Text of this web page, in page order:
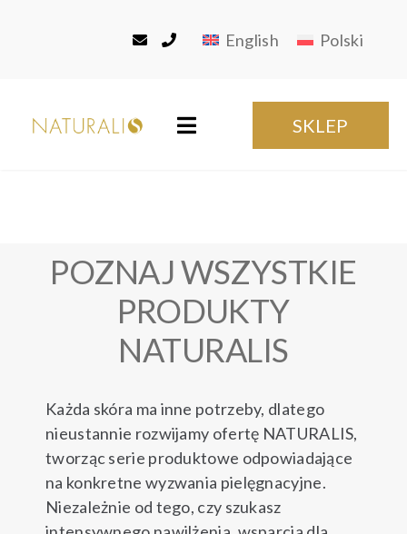
English Polski
Toggle
Blog
SKLEP
POZNAJ WSZYSTKIE
PRODUKTY
NATURALIS
Każda skóra ma inne potrzeby, dlatego
nieustannie rozwijamy ofertę NATURALIS,
tworząc serie produktowe odpowiadające
na konkretne wyzwania pielęgnacyjne.
Niezależnie od tego, czy szukasz